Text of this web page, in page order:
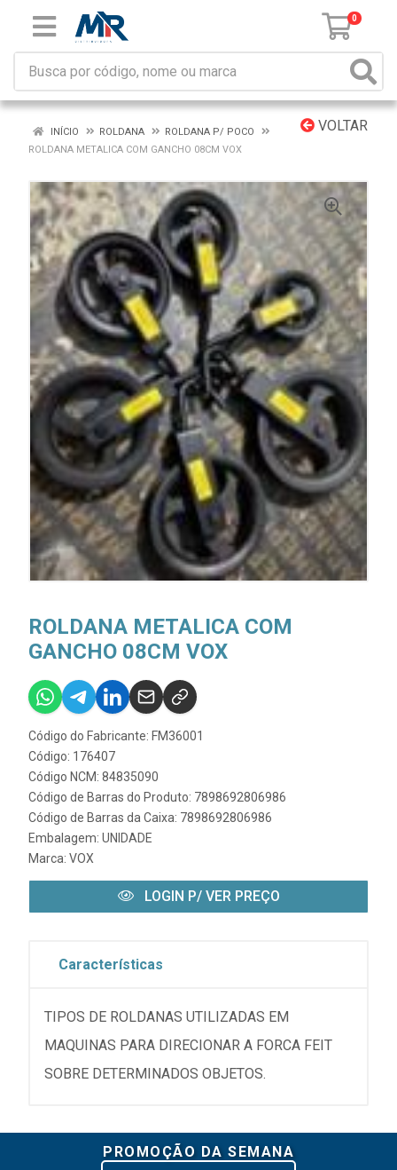
0
VOLTAR
INÍCIO ROLDANA
ROLDANA P/ POCO
ROLDANA METALICA COM GANCHO 08CM VOX
ROLDANA METALICA COM
GANCHO 08CM VOX
Código do Fabricante: FM36001
Código: 176407
Código NCM: 84835090
Código de Barras do Produto: 7898692806986
Código de Barras da Caixa: 7898692806986
Embalagem: UNIDADE
Marca: VOX
LOGIN P/ VER PREÇO
Características
TIPOS DE ROLDANAS UTILIZADAS EM
MAQUINAS PARA DIRECIONAR A FORCA FEIT
SOBRE DETERMINADOS OBJETOS.
PROMOÇÃO DA SEMANA